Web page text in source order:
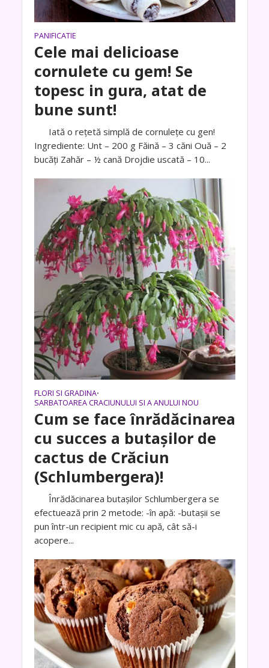
PANIFICATIE
Cele mai delicioase
cornulete cu gem! Se
topesc in gura, atat de
bune sunt!
Iată o reţetă simplă de cornuleţe cu gen!
Ingrediente: Unt – 200 g Făină – 3 căni Ouă – 2
bucăţi Zahăr – ½ cană Drojdie uscată – 10...
FLORI SI GRADINA•
SARBATOAREA CRACIUNULUI SI A ANULUI NOU
Cum se face înrădăcinarea
cu succes a butașilor de
cactus de Crăciun
(Schlumbergera)!
Înrădăcinarea butașilor Schlumbergera se
efectuează prin 2 metode: -în apă: -butașii se
pun într-un recipient mic cu apă, cât să-i
acopere...